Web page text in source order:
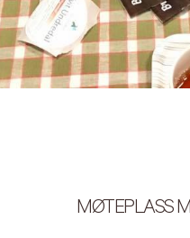
MØTEPLASS